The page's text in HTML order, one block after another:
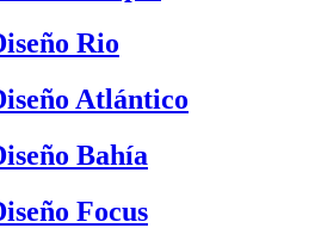
Rio
Atlántico
Bahía
Focus